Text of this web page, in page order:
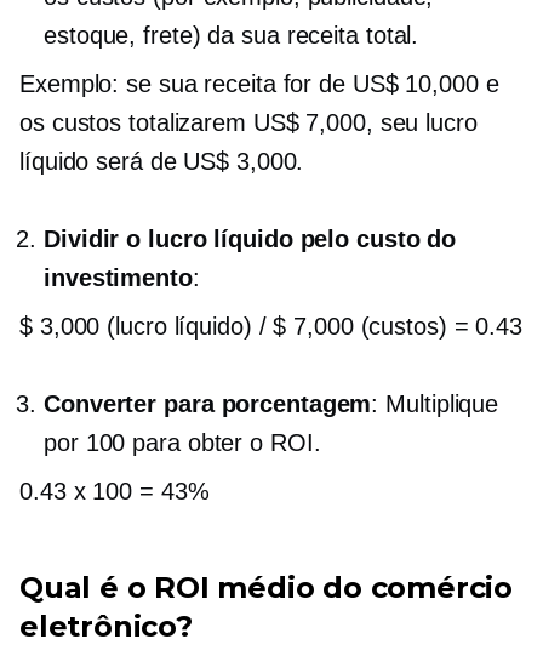
estoque, frete) da sua receita total.
Exemplo: se sua receita for de US$ 10,000 e
os custos totalizarem US$ 7,000, seu lucro
líquido será de US$ 3,000.
Dividir o lucro líquido pelo custo do
investimento:
$ 3,000 (lucro líquido) / $ 7,000 (custos) = 0.43
Converter para porcentagem: Multiplique
por 100 para obter o ROI.
0.43 x 100 = 43%
Qual é o ROI médio do comércio
eletrônico?